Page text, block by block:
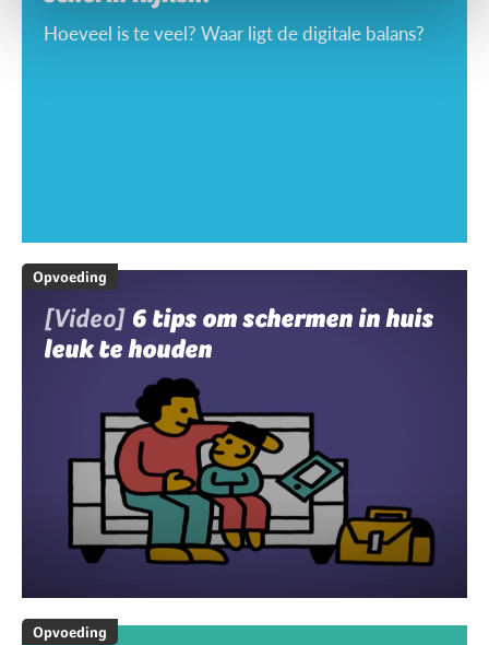
Hoeveel is te veel? Waar ligt de digitale balans?
Opvoeding
[Video] 6 tips om schermen in huis
leuk te houden
Opvoeding